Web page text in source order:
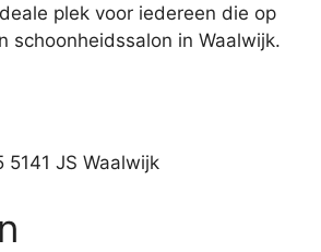
plek voor iedereen die op
schoonheidssalon in Waalwijk.
JS Waalwijk